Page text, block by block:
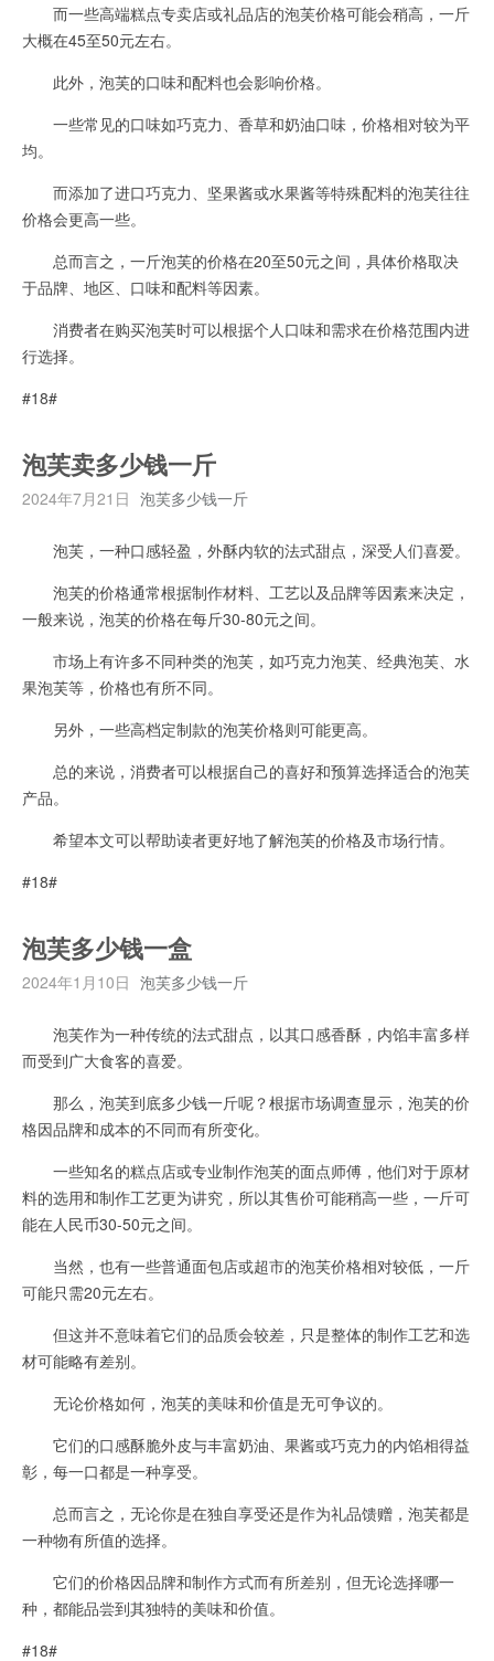
而一些高端糕点专卖店或礼品店的泡芙价格可能会稍高，一斤
大概在45至50元左右。
此外，泡芙的口味和配料也会影响价格。
一些常见的口味如巧克力、香草和奶油口味，价格相对较为平
均。
而添加了进口巧克力、坚果酱或水果酱等特殊配料的泡芙往往
价格会更高一些。
总而言之，一斤泡芙的价格在20至50元之间，具体价格取决
于品牌、地区、口味和配料等因素。
消费者在购买泡芙时可以根据个人口味和需求在价格范围内进
行选择。
#18#
泡芙卖多少钱一斤
2024年7月21日 泡芙多少钱一斤
泡芙，一种口感轻盈，外酥内软的法式甜点，深受人们喜爱。
泡芙的价格通常根据制作材料、工艺以及品牌等因素来决定，
一般来说，泡芙的价格在每斤30-80元之间。
市场上有许多不同种类的泡芙，如巧克力泡芙、经典泡芙、水
果泡芙等，价格也有所不同。
另外，一些高档定制款的泡芙价格则可能更高。
总的来说，消费者可以根据自己的喜好和预算选择适合的泡芙
产品。
希望本文可以帮助读者更好地了解泡芙的价格及市场行情。
#18#
泡芙多少钱一盒
2024年1月10日 泡芙多少钱一斤
泡芙作为一种传统的法式甜点，以其口感香酥，内馅丰富多样
而受到广大食客的喜爱。
那么，泡芙到底多少钱一斤呢？根据市场调查显示，泡芙的价
格因品牌和成本的不同而有所变化。
一些知名的糕点店或专业制作泡芙的面点师傅，他们对于原材
料的选用和制作工艺更为讲究，所以其售价可能稍高一些，一斤可
能在人民币30-50元之间。
当然，也有一些普通面包店或超市的泡芙价格相对较低，一斤
可能只需20元左右。
但这并不意味着它们的品质会较差，只是整体的制作工艺和选
材可能略有差别。
无论价格如何，泡芙的美味和价值是无可争议的。
它们的口感酥脆外皮与丰富奶油、果酱或巧克力的内馅相得益
彰，每一口都是一种享受。
总而言之，无论你是在独自享受还是作为礼品馈赠，泡芙都是
一种物有所值的选择。
它们的价格因品牌和制作方式而有所差别，但无论选择哪一
种，都能品尝到其独特的美味和价值。
#18#